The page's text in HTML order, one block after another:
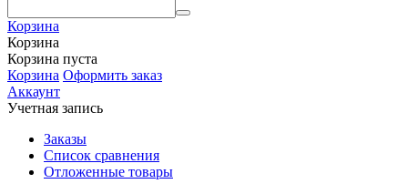
Корзина
Корзина
Корзина пуста
Корзина Оформить заказ
Аккаунт
Учетная запись
Заказы
Список сравнения
Отложенные товары